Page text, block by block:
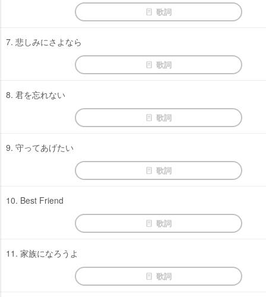
歌詞
7. 悲しみにさよなら
歌詞
8. 君を忘れない
歌詞
9. 守ってあげたい
歌詞
10. Best Friend
歌詞
11. 家族になろうよ
歌詞